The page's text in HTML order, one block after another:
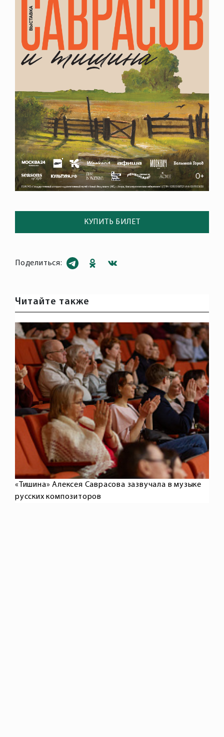
КУПИТЬ БИЛЕТ
Поделиться:
Читайте также
«Тишина» Алексея Саврасова зазвучала в музыке
русских композиторов